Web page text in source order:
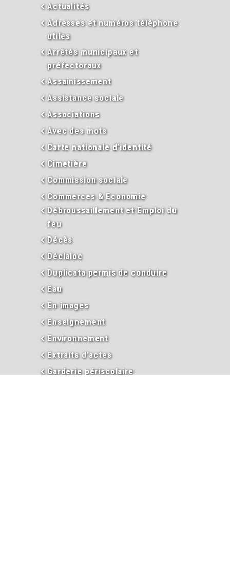
Actualités
Adresses et numéros téléphone
utiles
Arrêtés municipaux et
préfectoraux
Assainissement
Assistance sociale
Associations
Avec des mots
Carte nationale d’identité
Cimetière
Commission sociale
Commerces & Economie
Débroussaillement et Emploi du
feu
Décès
Déclaloc
Duplicata permis de conduire
Eau
En images
Enseignement
Environnement
Extraits d’actes
Garderie périscolaire